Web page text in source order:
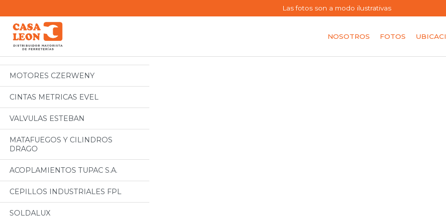
Las fotos son a modo ilustrativas
NOSOTROS FOTOS
Categorias
Todos
MOTORES CZERWENY
CINTAS METRICAS EVEL
VALVULAS ESTEBAN
MATAFUEGOS Y CILINDROS
DRAGO
ACOPLAMIENTOS TUPAC S.A.
CEPILLOS INDUSTRIALES FPL
SOLDALUX